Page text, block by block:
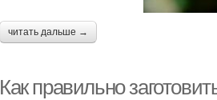
читать дальше →
Как правильно